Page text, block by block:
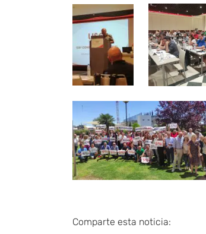
Comparte esta noticia: